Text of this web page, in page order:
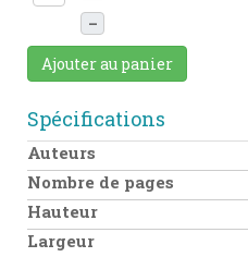
–
Ajouter au panier
Spécifications
Auteurs
Nombre de pages
Hauteur
Largeur